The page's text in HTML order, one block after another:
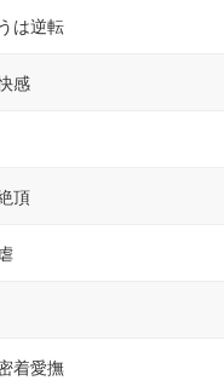
は逆転
感
頂
着愛撫